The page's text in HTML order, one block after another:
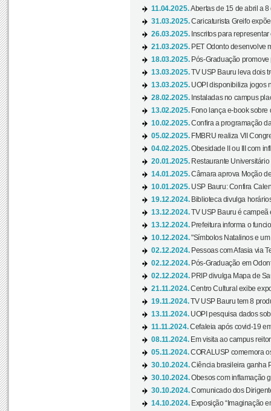
11.04.2025.Abertas de 15 de abril a
31.03.2025.Caricaturista Greifo
26.03.2025. Inscritos para
21.03.2025. PET Odonto desenvolve
18.03.2025. Pós-Graduação
13.03.2025.TV USP Bauru leva dois
13.03.2025. UOPI disponibiliza jogos
28.02.2025. Instaladas no campus
13.02.2025. Fono lança e-book sobre
10.02.2025.Confira a programação
05.02.2025. FMBRU realiza VII
04.02.2025.Obesidade II ou III com
20.01.2025. Restaurante
14.01.2025.Câmara aprova Moção
10.01.2025. USP Bauru: Confira
19.12.2024. Biblioteca divulga
13.12.2024.TV USP Bauru é campeã
13.12.2024. Prefeitura informa o
10.12.2024."Símbolos Natalinos e
02.12.2024. Pessoas com Afasia via
02.12.2024. Pós-Graduação em
02.12.2024. PRIP divulga Mapa de
21.11.2024.Centro Cultural exibe
19.11.2024.TV USP Bauru tem 8
13.11.2024. UOPI pesquisa dados
11.11.2024.Cefaleia após covid-19
08.11.2024. Em visita ao campus
05.11.2024.CORALUSP comemora
30.10.2024.Ciência brasileira ganha
30.10.2024.Obesos com inflamação
30.10.2024.Comunicado dos
14.10.2024. Exposição “Imaginação